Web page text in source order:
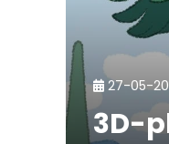
27-05-
3D-